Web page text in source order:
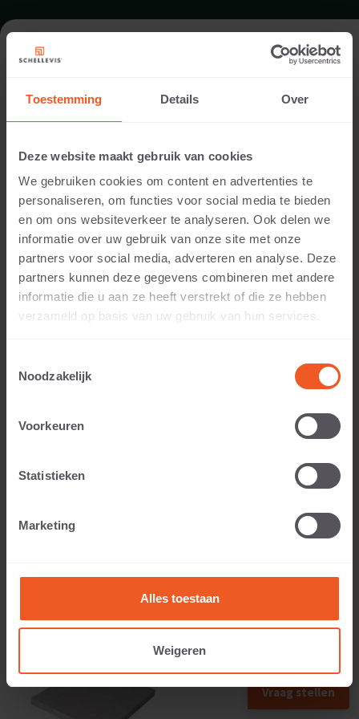
Toestemming Details Over
Deze website maakt gebruik van cookies
We gebruiken cookies om content en advertenties te
personaliseren, om functies voor social media te bieden
en om ons websiteverkeer te analyseren. Ook delen we
informatie over uw gebruik van onze site met onze
partners voor social media, adverteren en analyse. Deze
partners kunnen deze gegevens combineren met andere
informatie die u aan ze heeft verstrekt of die ze hebben
verzameld op basis van uw gebruik van hun services.
Noodzakelijk
Voorkeuren
Statistieken
Marketing
Alles toestaan
Weigeren
FORMAT - GROSSFORMATPLATTE
SORTIMENT GROSSFORMATPLATTEN
5 CM DICKE
Anwendbar auf:
Gewicht:
Vraag stellen